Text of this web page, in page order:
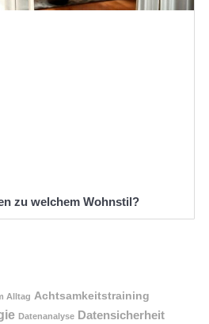
zu welchem Wohnstil?
Alltag Achtsamkeitstraining
Datenanalyse Datensicherheit